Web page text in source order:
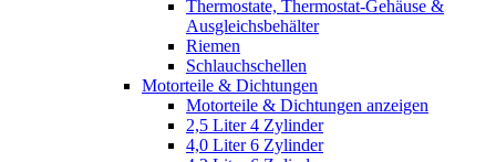
Thermostate, Thermostat-Gehäuse &
Ausgleichsbehälter
Riemen
Schlauchschellen
Motorteile & Dichtungen
Motorteile & Dichtungen anzeigen
2,5 Liter 4 Zylinder
4,0 Liter 6 Zylinder